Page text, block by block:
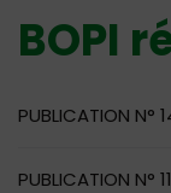
BOPI
PUBLICATION
PUBLICATION N°